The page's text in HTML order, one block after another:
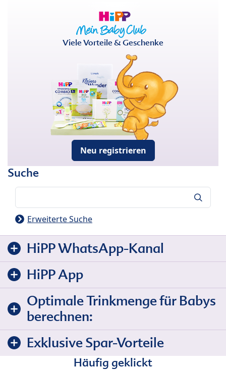
Viele Vorteile & Geschenke
Neu registrieren
Suche
Erweiterte Suche
HiPP WhatsApp-Kanal
HiPP App
Optimale Trinkmenge für Babys
berechnen:
Exklusive Spar-Vorteile
Häufig geklickt